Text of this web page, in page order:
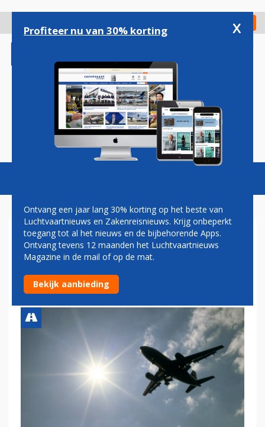
gaan
Check in
Magazine Podcasts Vacatures
EUROPESE LUCHTHAVENS
VERWERKEN MEER
PASSAGIERS
Profiteer nu van 30% korting x
Ontvang een jaar lang 30% korting op het beste van
Luchtvaartnieuws en Zakenreisnieuws. Krijg onbeperkt
toegang tot al het nieuws en de bijbehorende Apps.
Ontvang tevens 12 maanden het Luchtvaartnieuws
Magazine in de mail of op de mat.
Bekijk aanbieding